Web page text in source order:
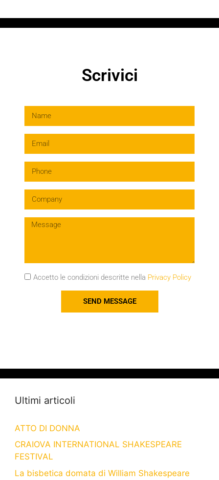
Scrivici
Accetto le condizioni descritte nella Privacy Policy
SEND MESSAGE
Ultimi articoli
ATTO DI DONNA
CRAIOVA INTERNATIONAL SHAKESPEARE
FESTIVAL
La bisbetica domata di William Shakespeare